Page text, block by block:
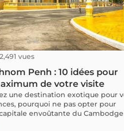
vues
Penh : 10 idées pour
de votre visite
une destination exotique pour
pourquoi ne pas opter pour
envoûtante du
que faire à cette capitale